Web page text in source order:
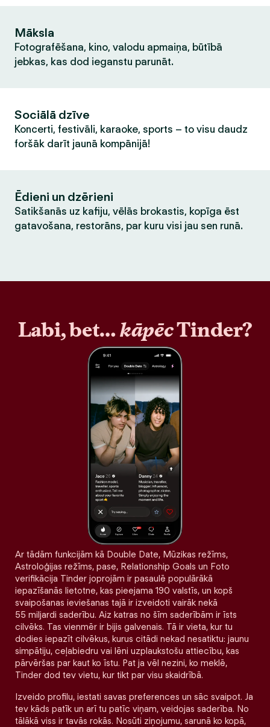
Māksla
Fotografēšana, kino, valodu apmaiņa, būtībā
jebkas, kas dod ieganstu parunāt.
Sociālā dzīve
Koncerti, festivāli, karaoke, sports – to visu daudz
foršāk darīt jaunā kompānijā!
Ēdieni un dzērieni
Satikšanās uz kafiju, vēlās brokastis, kopīga ēst
gatavošana, restorāns, par kuru visi jau sen runā.
Labi, bet…kāpēcTinder?
Ar tādām funkcijām kā Double Date, Mūzikas režīms,
Astroloģijas režīms, pase, Relationship Goals un Foto
verifikācija Tinder joprojām ir pasaulē populārākā
iepazīšanās lietotne, kas pieejama 190 valstīs, un kopš
svaipošanas ieviešanas tajā ir izveidoti vairāk nekā
55 miljardi saderību. Aiz katras no šīm saderībām ir īsts
cilvēks. Tas vienmēr ir bijis galvenais. Tā ir vieta, kur tu
dodies iepazīt cilvēkus, kurus citādi nekad nesatiktu: jaunu
simpātiju, ceļabiedru vai lēni uzplaukstošu attiecību, kas
pārvēršas par kaut ko īstu. Pat ja vēl nezini, ko meklē,
Tinder dod tev vietu, kur tikt par visu skaidrībā.
Izveido profilu, iestati savas preferences un sāc svaipot. Ja
tev kāds patīk un arī tu patīc viņam, veidojas saderība. No
tālākā viss ir tavās rokās. Nosūti ziņojumu, sarunā ko kopā,